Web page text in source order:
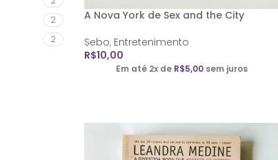
2
2
A Nova York de Sex and the City
Sebo, Entretenimento
R$10,00
Em até 2x de R$5,00 sem juros